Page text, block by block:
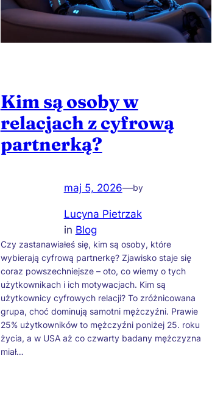
Kim są osoby w
relacjach z cyfrową
partnerką?
maj 5, 2026—by
Lucyna Pietrzak
in Blog
Czy zastanawiałeś się, kim są osoby, które
wybierają cyfrową partnerkę? Zjawisko staje się
coraz powszechniejsze – oto, co wiemy o tych
użytkownikach i ich motywacjach. Kim są
użytkownicy cyfrowych relacji? To zróżnicowana
grupa, choć dominują samotni mężczyźni. Prawie
25% użytkowników to mężczyźni poniżej 25. roku
życia, a w USA aż co czwarty badany mężczyzna
miał…